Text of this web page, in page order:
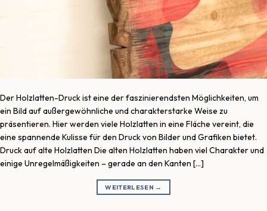
Der Holzlatten-Druck ist eine der faszinierendsten Möglichkeiten, um
ein Bild auf außergewöhnliche und charakterstarke Weise zu
präsentieren. Hier werden viele Holzlatten in eine Fläche vereint, die
eine spannende Kulisse für den Druck von Bilder und Grafiken bietet.
Druck auf alte Holzlatten Die alten Holzlatten haben viel Charakter und
einige Unregelmäßigkeiten – gerade an den Kanten […]
WEITERLESEN →